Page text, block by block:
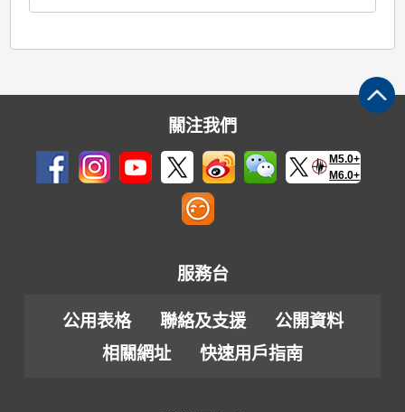
關注我們
M5.0+
M6.0+
服務台
公用表格 聯絡及支援
公開資料
相關網址
快速用戶指南